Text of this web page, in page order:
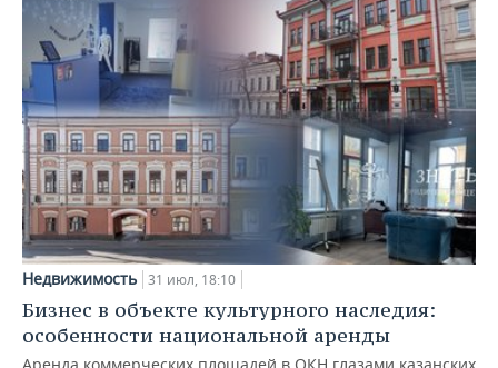
Недвижимость 31 июл, 18:10
Бизнес в объекте культурного наследия:
особенности национальной аренды